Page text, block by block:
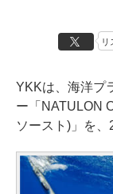
リ
YKKは、海洋プ
ー「NATULON
ソースト)」を、